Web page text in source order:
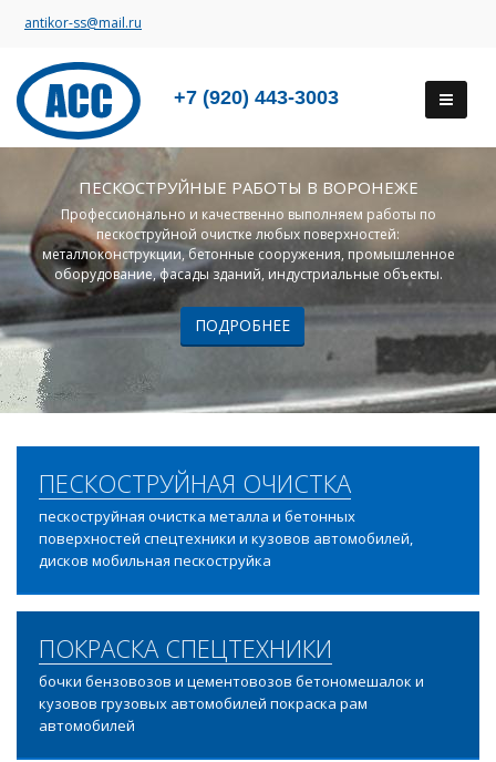
antikor-ss@mail.ru
+7 (920) 443-3003
ПЕСКОСТРУЙНЫЕ РАБОТЫ В ВОРОНЕЖЕ
Профессионально и качественно выполняем работы по
пескоструйной очистке любых поверхностей:
металлоконструкции, бетонные сооружения, промышленное
оборудование, фасады зданий, индустриальные объекты.
ПОДРОБНЕЕ
ПЕСКОСТРУЙНАЯ ОЧИСТКА
пескоструйная очистка металла и бетонных
поверхностей спецтехники и кузовов автомобилей,
дисков мобильная пескоструйка
ПОКРАСКА СПЕЦТЕХНИКИ
бочки бензовозов и цементовозов бетономешалок и
кузовов грузовых автомобилей покраска рам
автомобилей